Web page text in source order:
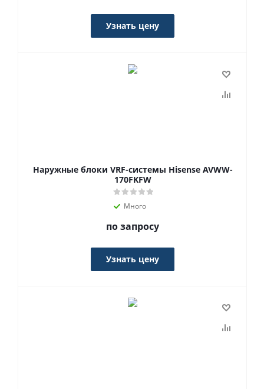
Узнать цену
Наружные блоки VRF-системы Hisense AVWW-
170FKFW
Много
по запросу
Узнать цену